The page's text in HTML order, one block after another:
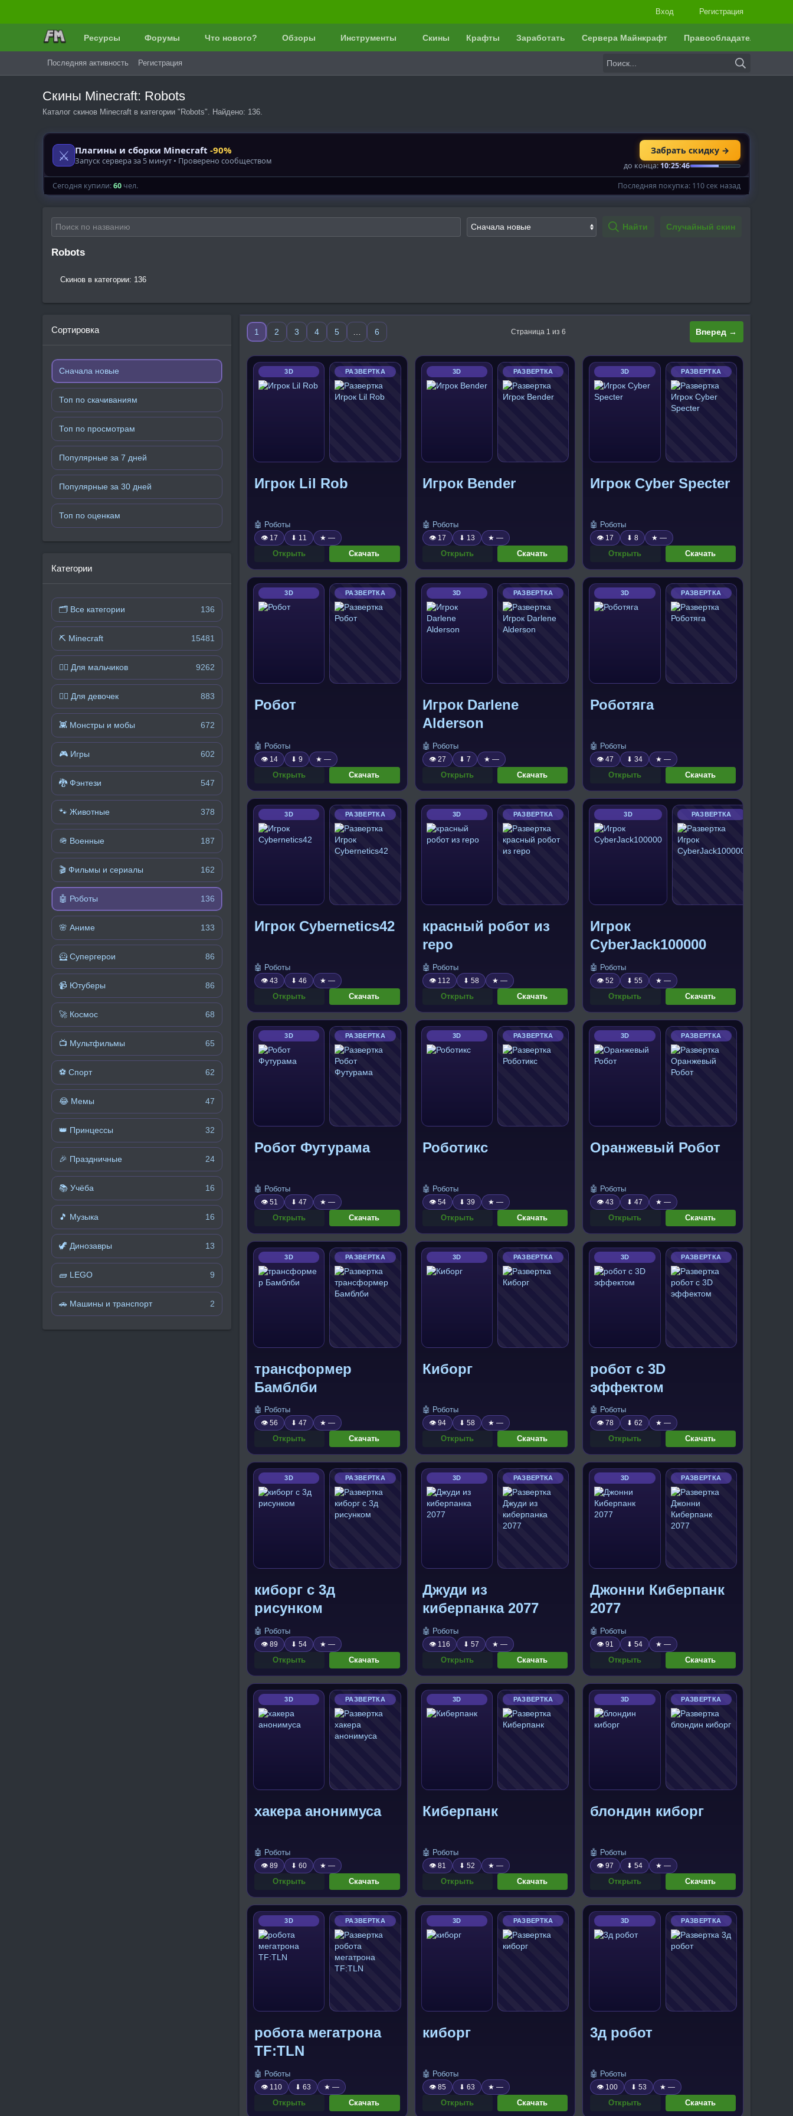
Вход Регистрация
Ресурсы Форумы Что нового? Обзоры Инструменты Скины Крафты Заработать Сервера Майнкрафт Правообладателям
Последняя активность Регистрация
Скины Minecraft: Robots
Каталог скинов Minecraft в категории "Robots". Найдено: 136.
Найти Случайный скин
Robots
Скинов в категории: 136
Сортировка
Сначала новые
Топ по скачиваниям
Топ по просмотрам
Популярные за 7 дней
Популярные за 30 дней
Топ по оценкам
Категории
🗂 Все категории 136
⛏️ Minecraft 15481
🧍‍♂️ Для мальчиков 9262
🧍‍♀️ Для девочек 883
👾 Монстры и мобы 672
🎮 Игры 602
🐉 Фэнтези 547
🐾 Животные 378
🪖 Военные 187
🎬 Фильмы и сериалы 162
🤖 Роботы 136
🌸 Аниме 133
🦸 Супергерои 86
📹 Ютуберы 86
🚀 Космос 68
📺 Мультфильмы 65
⚽ Спорт 62
😂 Мемы 47
👑 Принцессы 32
🎉 Праздничные 24
📚 Учёба 16
🎵 Музыка 16
🦖 Динозавры 13
🧱 LEGO 9
🚗 Машины и транспорт 2
1 2 3 4 5 6 Страница 1 из 6 Вперед →
3D РАЗВЕРТКА
Игрок Lil Rob
🤖 Роботы
👁 17 ⬇ 11 ★ —
Открыть Скачать
3D РАЗВЕРТКА
Игрок Bender
🤖 Роботы
👁 17 ⬇ 13 ★ —
Открыть Скачать
3D РАЗВЕРТКА
Игрок Cyber Specter
🤖 Роботы
👁 17 ⬇ 8 ★ —
Открыть Скачать
3D РАЗВЕРТКА
Робот
🤖 Роботы
👁 14 ⬇ 9 ★ —
Открыть Скачать
3D РАЗВЕРТКА
Игрок Darlene
Alderson
🤖 Роботы
👁 27 ⬇ 7 ★ —
Открыть Скачать
3D РАЗВЕРТКА
Роботяга
🤖 Роботы
👁 47 ⬇ 34 ★ —
Открыть Скачать
3D РАЗВЕРТКА
Игрок Cybernetics42
🤖 Роботы
👁 43 ⬇ 46 ★ —
Открыть Скачать
3D РАЗВЕРТКА
красный робот из
repo
🤖 Роботы
👁 112 ⬇ 58 ★ —
Открыть Скачать
3D РАЗВЕРТКА
Игрок
CyberJack100000
🤖 Роботы
👁 52 ⬇ 55 ★ —
Открыть Скачать
3D РАЗВЕРТКА
Робот Футурама
🤖 Роботы
👁 51 ⬇ 47 ★ —
Открыть Скачать
3D РАЗВЕРТКА
Роботикс
🤖 Роботы
👁 54 ⬇ 39 ★ —
Открыть Скачать
3D РАЗВЕРТКА
Оранжевый Робот
🤖 Роботы
👁 43 ⬇ 47 ★ —
Открыть Скачать
3D РАЗВЕРТКА
трансформер
Бамблби
🤖 Роботы
👁 56 ⬇ 47 ★ —
Открыть Скачать
3D РАЗВЕРТКА
Киборг
🤖 Роботы
👁 94 ⬇ 58 ★ —
Открыть Скачать
3D РАЗВЕРТКА
робот с 3D
эффектом
🤖 Роботы
👁 78 ⬇ 62 ★ —
Открыть Скачать
3D РАЗВЕРТКА
киборг с 3д
рисунком
🤖 Роботы
👁 89 ⬇ 54 ★ —
Открыть Скачать
3D РАЗВЕРТКА
Джуди из
киберпанка 2077
🤖 Роботы
👁 116 ⬇ 57 ★ —
Открыть Скачать
3D РАЗВЕРТКА
Джонни Киберпанк
2077
🤖 Роботы
👁 91 ⬇ 54 ★ —
Открыть Скачать
3D РАЗВЕРТКА
хакера анонимуса
🤖 Роботы
👁 89 ⬇ 60 ★ —
Открыть Скачать
3D РАЗВЕРТКА
Киберпанк
🤖 Роботы
👁 81 ⬇ 52 ★ —
Открыть Скачать
3D РАЗВЕРТКА
блондин киборг
🤖 Роботы
👁 97 ⬇ 54 ★ —
Открыть Скачать
3D РАЗВЕРТКА
робота мегатрона
TF:TLN
🤖 Роботы
👁 110 ⬇ 63 ★ —
Открыть Скачать
3D РАЗВЕРТКА
киборг
🤖 Роботы
👁 85 ⬇ 63 ★ —
Открыть Скачать
3D РАЗВЕРТКА
3д робот
🤖 Роботы
👁 100 ⬇ 53 ★ —
Открыть Скачать